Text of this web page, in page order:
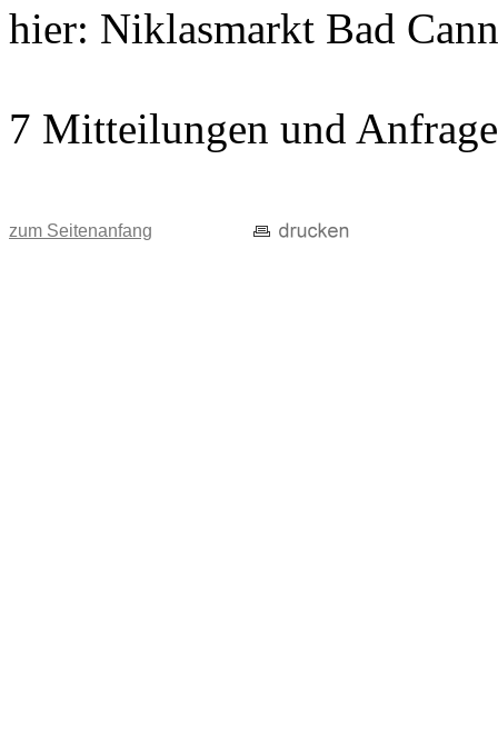
hier: Niklasmarkt Bad
7 Mitteilungen und
zum Seitenanfang